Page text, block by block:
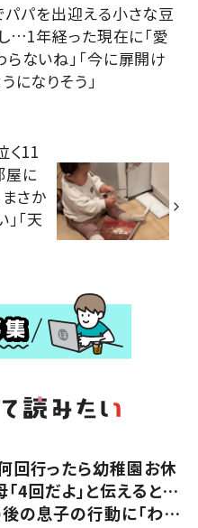
パパを出迎える小さな豆
…1年経った現在に「愛
ないね」「今に扉開け
になりそう」
く11
に
さか
「天
回行ったら幼稚園お休
「4回だよ」と伝えると…
の息子の行動に「わか